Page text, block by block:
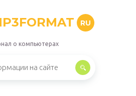
RU
о компьютерах